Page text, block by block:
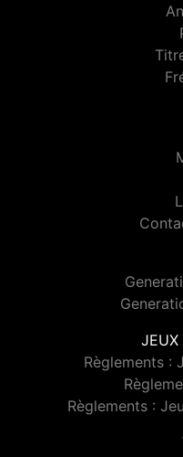
JEUX
Règlements :
Règlements :